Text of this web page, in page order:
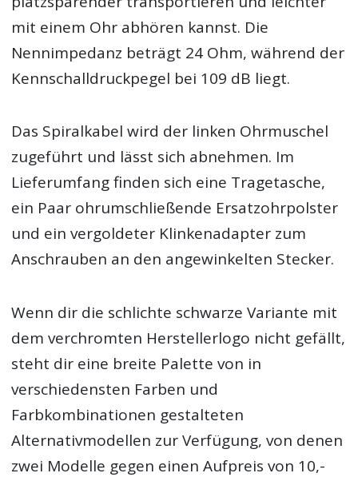
mit einem Ohr abhören kannst. Die
Nennimpedanz beträgt 24 Ohm, während der
Kennschalldruckpegel bei 109 dB liegt.
Das Spiralkabel wird der linken Ohrmuschel
zugeführt und lässt sich abnehmen. Im
Lieferumfang finden sich eine Tragetasche,
ein Paar ohrumschließende Ersatzohrpolster
und ein vergoldeter Klinkenadapter zum
Anschrauben an den angewinkelten Stecker.
Wenn dir die schlichte schwarze Variante mit
dem verchromten Herstellerlogo nicht gefällt,
steht dir eine breite Palette von in
verschiedensten Farben und
Farbkombinationen gestalteten
Alternativmodellen zur Verfügung, von denen
zwei Modelle gegen einen Aufpreis von 10,-